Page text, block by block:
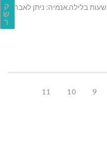
ק
ש
ר
למשל:חוסר שינה: מומלץ לישון 6-8 שעות בלילה.אנמיה: ניתן לאבחן
9
10
11